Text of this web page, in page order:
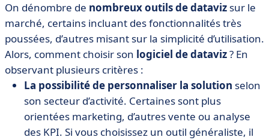
On dénombre de nombreux outils de dataviz sur le
marché, certains incluant des fonctionnalités très
poussées, d’autres misant sur la simplicité d’utilisation.
Alors, comment choisir son logiciel de dataviz? En
observant plusieurs critères :
La possibilité de personnaliser la solution selon
son secteur d’activité. Certaines sont plus
orientées marketing, d’autres vente ou analyse
des KPI. Si vous choisissez un outil généraliste, il